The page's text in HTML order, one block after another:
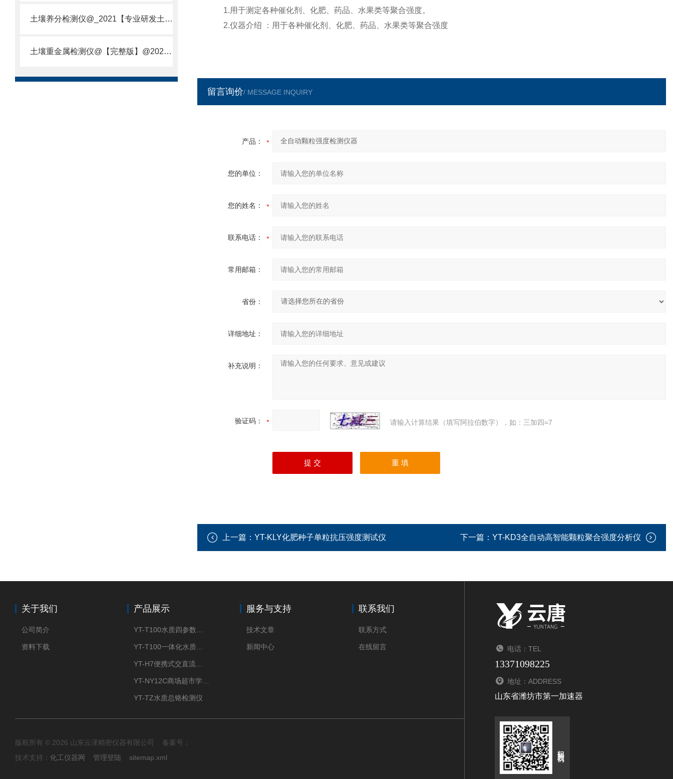
土壤养分检测仪@_2021【专业研发土壤养分快速检测仪器仪表厂】
土壤重金属检测仪@【完整版】@2021专业土壤重金属快速检测仪器仪表
1.用于测定各种催化剂、化肥、药品、水果类等聚合强度。
2.仪器介绍 ：用于各种催化剂、化肥、药品、水果类等聚合强度
留言询价/ MESSAGE INQUIRY
产品：
您的单位：
您的姓名：
联系电话：
常用邮箱：
省份：
详细地址：
补充说明：
验证码： 请输入计算结果（填写阿拉伯数字），如：三加四=7
上一篇： YT-KLY化肥种子单粒抗压强度测试仪 下一篇： YT-KD3全自动高智能颗粒聚合强度分析仪
关于我们
公司简介
资料下载
产品展示
YT-TZ水质总铬检测仪
服务与支持
技术文章
新闻中心
联系我们
联系方式
在线留言
版权所有 © 2026 山东云泽精密仪器有限公司 备案号：
技术支持： 化工仪器网 管理登陆 sitemap.xml
电话：TEL
13371098225
地址：ADDRESS
山东省潍坊市第一加速器